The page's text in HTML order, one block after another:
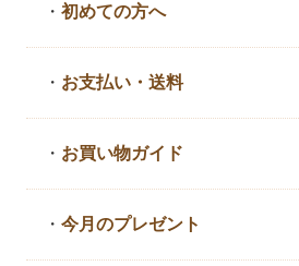
・初めての方へ
・ お支払い・送料
・ お買い物ガイド
・今月のプレゼント